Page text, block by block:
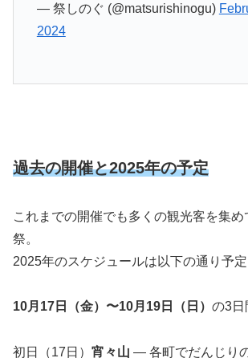
— 祭しのぐ (@matsurishinogu)
2024
過去の開催と2025年の予定
これまでの開催でも多くの観光客を集
祭。
2025年のスケジュールは以下の通り予
10月17日（金）〜10月19日（日） の3日
初日（17日） 宵々山 — 各町でだんじり